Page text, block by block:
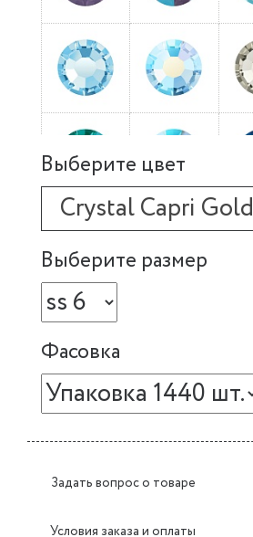
Выберите цвет
Crystal Capri Gold
Выберите размер
Фасовка
Задать вопрос о товаре
Условия заказа и оплаты